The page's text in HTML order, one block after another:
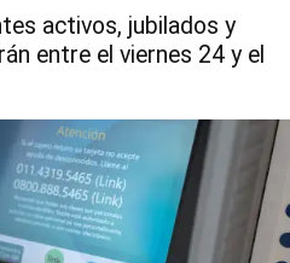
activos, jubilados y
entre el viernes 24 y el